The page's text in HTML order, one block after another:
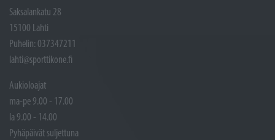
Saksalankatu 28
15100 Lahti
Puhelin: 037347211
lahti@sporttikone.fi
Aukioloajat
ma-pe 9.00 - 17.00
la 9.00 - 14.00
Pyhäpäivät suljettuna